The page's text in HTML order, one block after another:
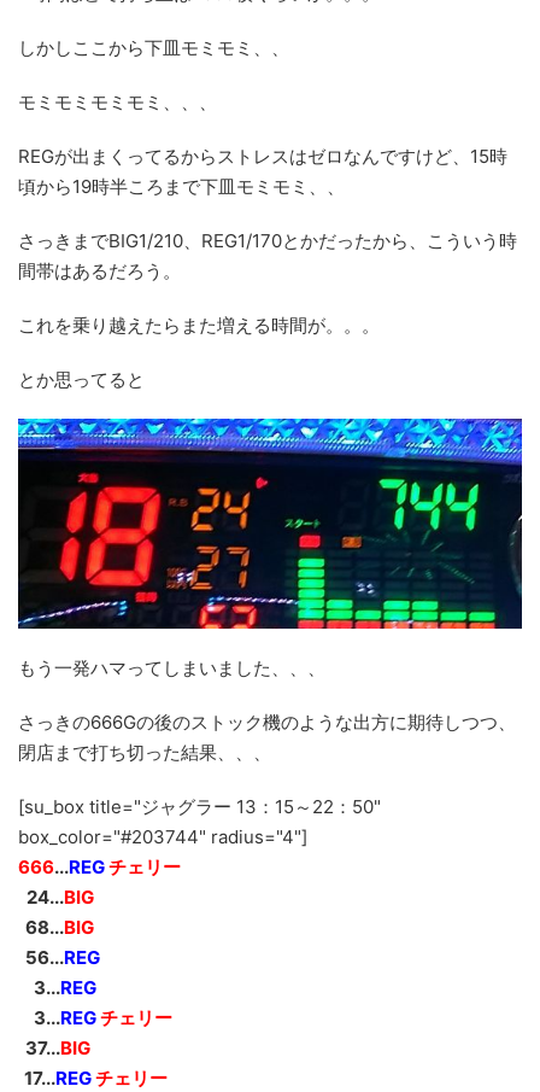
しかしここから下皿モミモミ、、
モミモミモミモミ、、、
REGが出まくってるからストレスはゼロなんですけど、15時
頃から19時半ころまで下皿モミモミ、、
さっきまでBIG1/210、REG1/170とかだったから、こういう時
間帯はあるだろう。
これを乗り越えたらまた増える時間が。。。
とか思ってると
もう一発ハマってしまいました、、、
さっきの666Gの後のストック機のような出方に期待しつつ、
閉店まで打ち切った結果、、、
[su_box title="ジャグラー 13：15～22：50"
box_color="#203744" radius="4"]
666...REGチェリー
24...BIG
68...BIG
56...REG
3...REG
3...REGチェリー
37...BIG
17...REGチェリー